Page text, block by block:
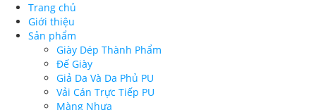
Trang chủ
Giới thiệu
Sản phẩm
Giày Dép Thành Phẩm
Đế Giày
Giả Da Và Da Phủ PU
Vải Cán Trực Tiếp PU
Màng Nhựa